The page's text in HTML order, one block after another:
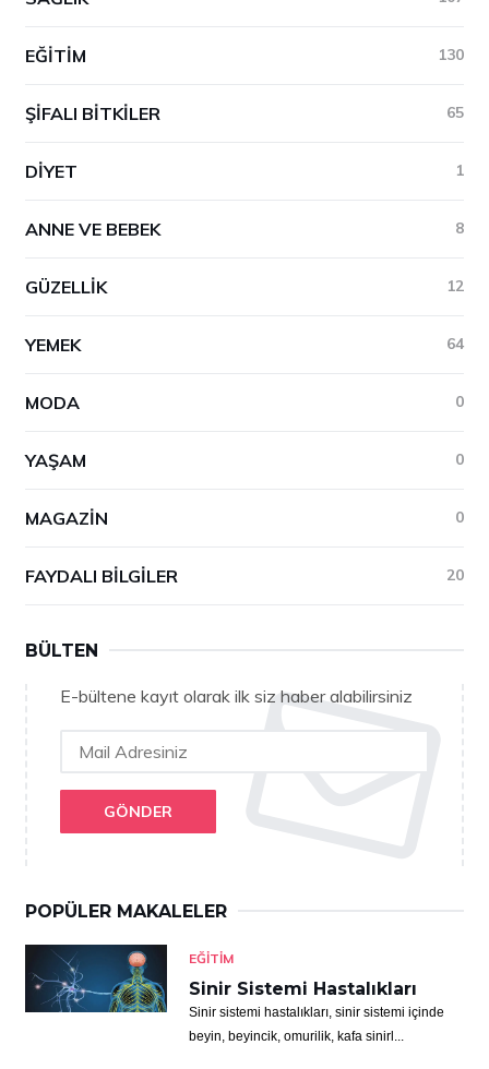
EĞITIM 130
ŞIFALI BITKILER 65
DIYET 1
ANNE VE BEBEK 8
GÜZELLIK 12
YEMEK 64
MODA 0
YAŞAM 0
MAGAZIN 0
FAYDALI BILGILER 20
BÜLTEN
E-bültene kayıt olarak ilk siz haber alabilirsiniz
GÖNDER
POPÜLER MAKALELER
EĞITIM
Sinir Sistemi Hastalıkları
Sinir sistemi hastalıkları, sinir sistemi içinde
beyin, beyincik, omurilik, kafa sinirl...